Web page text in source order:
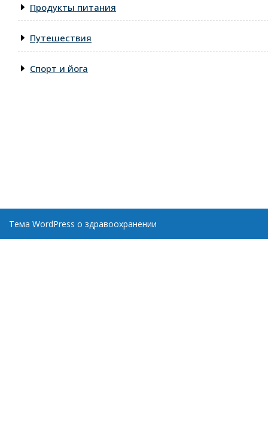
Продукты питания
Путешествия
Спорт и йога
Тема WordPress о здравоохранении